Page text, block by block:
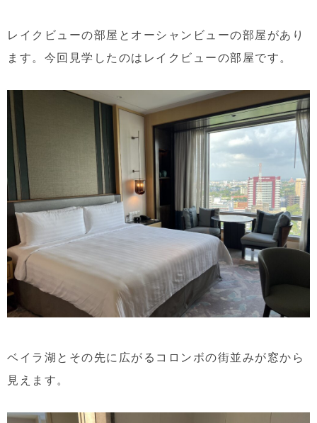
レイクビューの部屋とオーシャンビューの部屋があり
ます。今回見学したのはレイクビューの部屋です。
ベイラ湖とその先に広がるコロンボの街並みが窓から
見えます。